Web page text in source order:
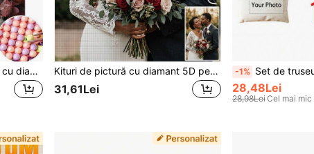
Set personalizat de pictură cu diamante pentru nuntă, cu peisaj floral și animal de companie, puzzle 5D DIY personalizat cu trandafiri și floarea-soarelui, cadou de aniversare pentru iubit Kituri de pictură cu diamant 5D personalizate cu fotografie de familie, cadouri de vopsea artistică DIY personalizate pentru mama și tata, decorațiuni de perete pentru camera de acasă, burghiu rotund, kit de pictură cu diamant 5D personalizat - diamante rotunde cu burghiu complet, artizanat DIY pentru decor de perete acasă și cadou unic cu fotografia ta, kituri de pictură cu diamant pentru adulți, accesorii, depozitare pixuri, club
31,61Lei
-1% Set de truseuri personalizabile din pânză albă, geantă cu fermoar din pânză, se spală manual
28,48Lei
28,98LeiCel mai mic